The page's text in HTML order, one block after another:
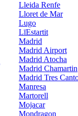
Lleida Renfe
Lloret de Mar
Lugo
LīEstartit
Madrid
Madrid Airport
Madrid Atocha
Madrid Chamartin
Madrid Tres
Manresa
Martorell
Mojacar
Mondragon